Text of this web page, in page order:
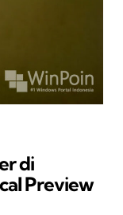
di
Preview 